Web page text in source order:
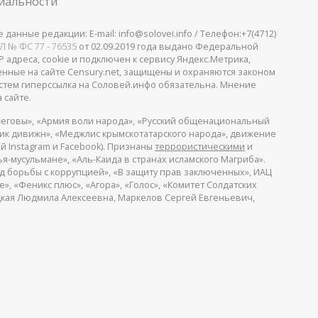
редакции: E-mail: info@solovei.info / Телефон:+7(4712)
№ ФС 77 - 76535 от 02.09.2019 года выдано Федеральной
cookie и подключен к сервису Яндекс.Метрика,
на сайте Censury.net, защищены и охраняются законом
гиперссылка на Соловей.инфо обязательна. Мнение
«Армия воли народа», «Русский общенациональный
дивижн», «Меджлис крымскотатарского народа», движение
Instagram и Facebook). Признаны террористическими и
«Аль-Каида в странах исламского Магриба».
борьбы с коррупцией», «В защиту прав заключенных», ИАЦ
плюс», «Агора», «Голос», «Комитет Солдатских
Людмила Алексеевна, Маркелов Сергей Евгеньевич,